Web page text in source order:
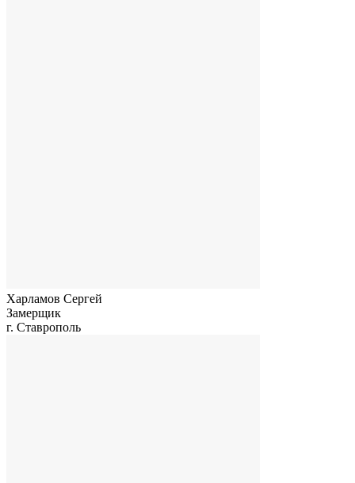
Харламов Сергей
Замерщик
г. Ставрополь